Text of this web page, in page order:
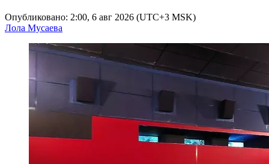
Опубликовано: 2:00, 6 авг 2026 (UTC+3 MSK)
Лола Мусаева